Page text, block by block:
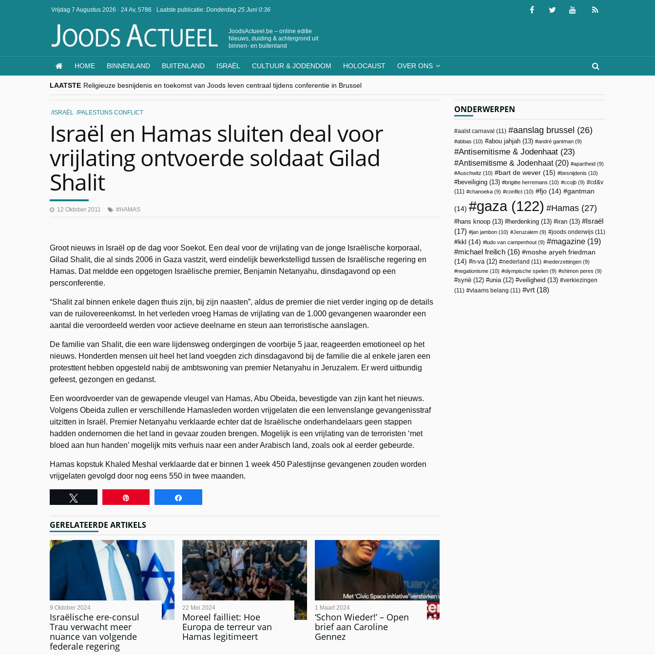
Vrijdag 7 Augustus 2026 · 24 Av, 5786 · Laatste publicatie: Donderdag 25 Juni 0:36
JoodsActueel.be – online editie
Nieuws, duiding & achtergrond uit
binnen- en buitenland
HOME BINNENLAND BUITENLAND ISRAËL CULTUUR & JODENDOM HOLOCAUST OVER ONS
LAATSTE Religieuze besnijdenis en toekomst van Joods leven centraal tijdens conferentie in Brussel
“Besnijdenisdebat toont hoe moeilijk seculiere Westen minderheden begrijpt”, Jinnih Beels (Vooruit)
CITYTRIP | ROEMENIË – Boekarest: de verrassing van Oost-Europa
“Vandaag zit elke Jood in België op de beklaagdenbank”
ISRAËL PALESTIJNS CONFLICT
Israël en Hamas sluiten deal voor
vrijlating ontvoerde soldaat Gilad
Shalit
12 Oktober 2011 HAMAS
Groot nieuws in Israël op de dag voor Soekot. Een deal voor de vrijlating van de jonge Israëlische korporaal,
Gilad Shalit, die al sinds 2006 in Gaza vastzit, werd eindelijk bewerkstelligd tussen de Israëlische regering en
Hamas. Dat meldde een opgetogen Israëlische premier, Benjamin Netanyahu, dinsdagavond op een
persconferentie.
“Shalit zal binnen enkele dagen thuis zijn, bij zijn naasten”, aldus de premier die niet verder inging op de details
van de ruilovereenkomst. In het verleden vroeg Hamas de vrijlating van de 1.000 gevangenen waaronder een
aantal die veroordeeld werden voor actieve deelname en steun aan terroristische aanslagen.
De familie van Shalit, die een ware lijdensweg ondergingen de voorbije 5 jaar, reageerden emotioneel op het
nieuws. Honderden mensen uit heel het land voegden zich dinsdagavond bij de familie die al enkele jaren een
protesttent hebben opgesteld nabij de ambtswoning van premier Netanyahu in Jeruzalem. Er werd uitbundig
gefeest, gezongen en gedanst.
Een woordvoerder van de gewapende vleugel van Hamas, Abu Obeida, bevestigde van zijn kant het nieuws.
Volgens Obeida zullen er verschillende Hamasleden worden vrijgelaten die een lenvenslange gevangenisstraf
uitzitten in Israël. Premier Netanyahu verklaarde echter dat de Israëlische onderhandelaars geen stappen
hadden ondernomen die het land in gevaar zouden brengen. Mogelijk is een vrijlating van de terroristen ‘met
bloed aan hun handen’ mogelijk mits verhuis naar een ander Arabisch land, zoals ook al eerder gebeurde.
Hamas kopstuk Khaled Meshal verklaarde dat er binnen 1 week 450 Palestijnse gevangenen zouden worden
vrijgelaten gevolgd door nog eens 550 in twee maanden.
GERELATEERDE ARTIKELS
Israëlische ere-consul
Trau verwacht meer
nuance van volgende
federale regering
9 Oktober 2024
Moreel failliet: Hoe
Europa de terreur van
Hamas legitimeert
22 Mei 2024
‘Schon Wieder!’ – Open
brief aan Caroline
Gennez
1 Maart 2024
ONDERWERPEN
aalst carnaval (11) aanslag brussel (26)
abbas (10) abou jahjah (13) andré gantman (9)
Antisemitisme & Jodenhaat (23)
Antisemitisme & Jodenhaat(20) apartheid (9)
Auschwitz (10) bart de wever (15) besnijdenis (10)
beveiliging (13) brigitte herremans (10) ccojb (9)
cd&v
(11)
chanoeka (9) conflict (10) fjo (14) gantman
(14) gaza(122) Hamas (27)
hans knoop (13) herdenking (13) iran (13)
Israël
(17)
jan jambon (10) Jeruzalem (9) joods onderwijs (11)
kkl (14) ludo van campenhout (9) magazine (19)
michael freilich (16)
moshe aryeh friedman
(14)
n-va(12) nederland (11) nederzettingen (9)
negationisme (10) olympische spelen (9) shimon peres (9)
syrië (12) unia(12) veiligheid (13)
verkiezingen
(11)
vlaams belang (11) vrt (18)